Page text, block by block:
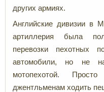
других армиях.
Английские дивизии в
артиллерия была
перевозки пехотных
автомобили, но не
мотопехотой.
джентльменам ходить